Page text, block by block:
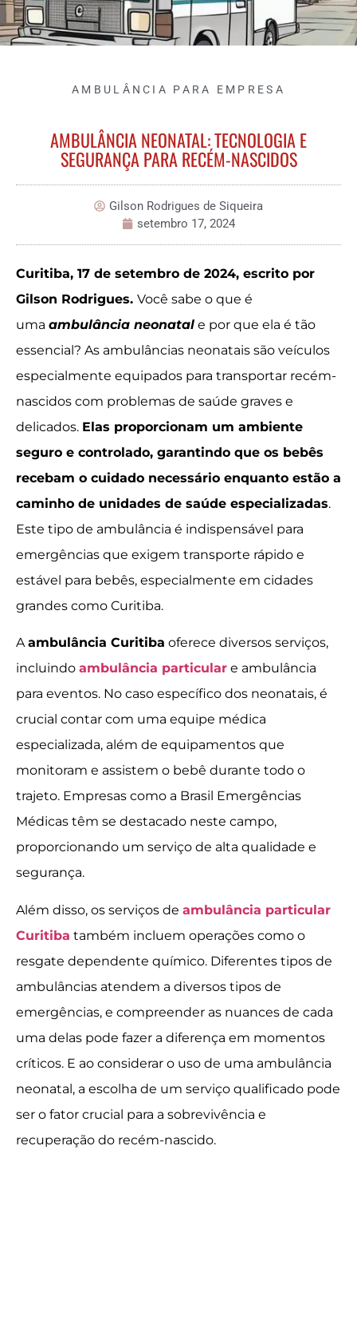
AMBULÂNCIA PARA EMPRESA
AMBULÂNCIA NEONATAL: TECNOLOGIA E
SEGURANÇA PARA RECÉM-NASCIDOS
Gilson Rodrigues de Siqueira
setembro 17, 2024
Curitiba, 17 de setembro de 2024, escrito por
Gilson Rodrigues. Você sabe o que é
uma ambulância neonatal e por que ela é tão
essencial? As ambulâncias neonatais são veículos
especialmente equipados para transportar recém-
nascidos com problemas de saúde graves e
delicados. Elas proporcionam um ambiente
seguro e controlado, garantindo que os bebês
recebam o cuidado necessário enquanto estão a
caminho de unidades de saúde especializadas.
Este tipo de ambulância é indispensável para
emergências que exigem transporte rápido e
estável para bebês, especialmente em cidades
grandes como Curitiba.
Aambulância Curitiba oferece diversos serviços,
incluindo ambulância particular e ambulância
para eventos. No caso específico dos neonatais, é
crucial contar com uma equipe médica
especializada, além de equipamentos que
monitoram e assistem o bebê durante todo o
trajeto. Empresas como a Brasil Emergências
Médicas têm se destacado neste campo,
proporcionando um serviço de alta qualidade e
segurança.
Além disso, os serviços de ambulância particular
Curitiba também incluem operações como o
resgate dependente químico. Diferentes tipos de
ambulâncias atendem a diversos tipos de
emergências, e compreender as nuances de cada
uma delas pode fazer a diferença em momentos
críticos. E ao considerar o uso de uma ambulância
neonatal, a escolha de um serviço qualificado pode
ser o fator crucial para a sobrevivência e
recuperação do recém-nascido.